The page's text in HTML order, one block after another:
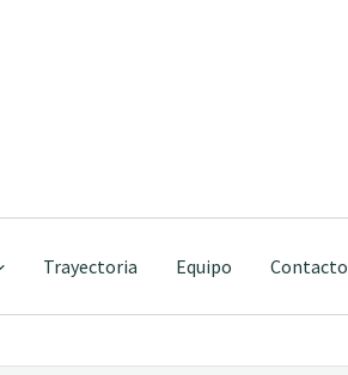
Trayectoria Equipo Contacto